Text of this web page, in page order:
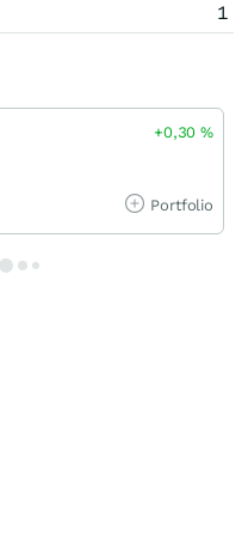
1
+0,30%
Portfolio